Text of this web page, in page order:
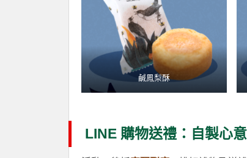
鹹鳳梨酥
LINE 購物送禮：自製心